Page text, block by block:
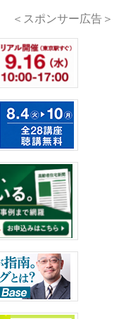
＜スポンサー広告＞